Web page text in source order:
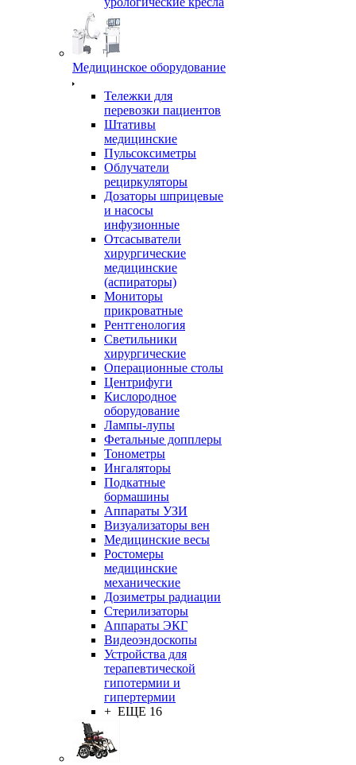
Медицинское оборудование
Тележки для
перевозки пациентов
Штативы
медицинские
Пульсоксиметры
Облучатели
рециркуляторы
Дозаторы шприцевые
и насосы
инфузионные
Отсасыватели
хирургические
медицинские
(аспираторы)
Мониторы
прикроватные
Рентгенология
Светильники
хирургические
Операционные столы
Центрифуги
Кислородное
оборудование
Лампы-лупы
Фетальные допплеры
Тонометры
Ингаляторы
Подкатные
бормашины
Аппараты УЗИ
Визуализаторы вен
Медицинские весы
Ростомеры
медицинские
механические
Дозиметры радиации
Стерилизаторы
Аппараты ЭКГ
Видеоэндоскопы
Устройства для
терапевтической
гипотермии и
гипертермии
+ ЕЩЕ 16